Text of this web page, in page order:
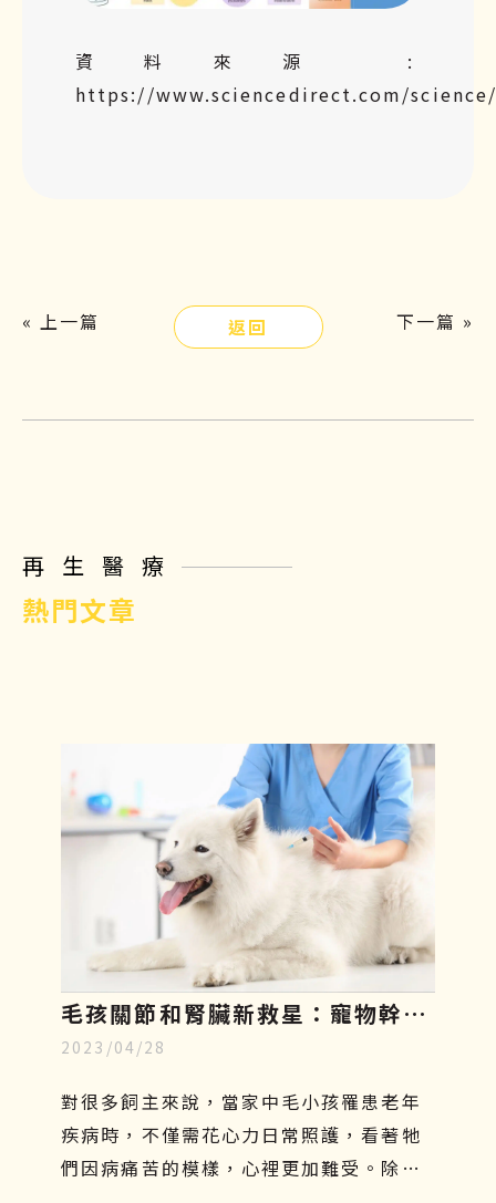
資料來源 :
https://www.sciencedirect.com/
« 上一篇 返回 下一篇 »
再生醫療
熱門文章
毛孩關節和腎臟新救星：寵物幹細
胞療法，只需5分鐘認識寵物再生
醫學
2023/04/28
對很多飼主來說，當家中毛小孩罹患老年
疾病時，不僅需花心力日常照護，看著牠
們因病痛苦的模樣，心裡更加難受。除了